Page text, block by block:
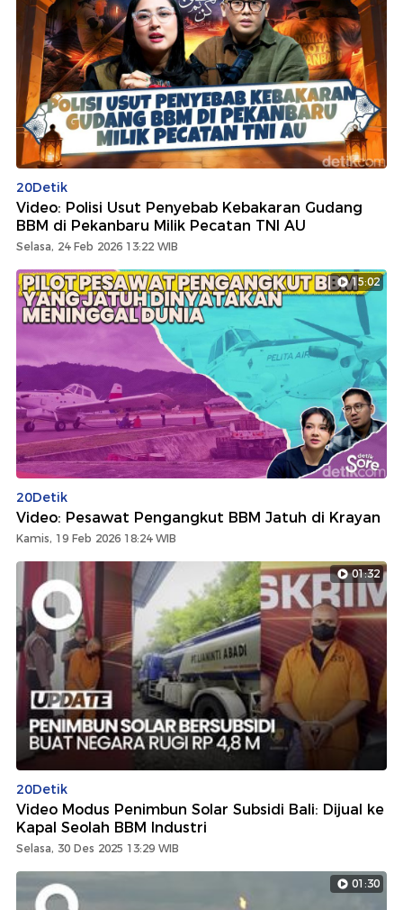
20Detik
Video: Polisi Usut Penyebab Kebakaran Gudang
BBM di Pekanbaru Milik Pecatan TNI AU
Selasa, 24 Feb 2026 13:22 WIB
15:02
20Detik
Video: Pesawat Pengangkut BBM Jatuh di Krayan
Kamis, 19 Feb 2026 18:24 WIB
01:32
20Detik
Video Modus Penimbun Solar Subsidi Bali: Dijual ke
Kapal Seolah BBM Industri
Selasa, 30 Des 2025 13:29 WIB
01:30